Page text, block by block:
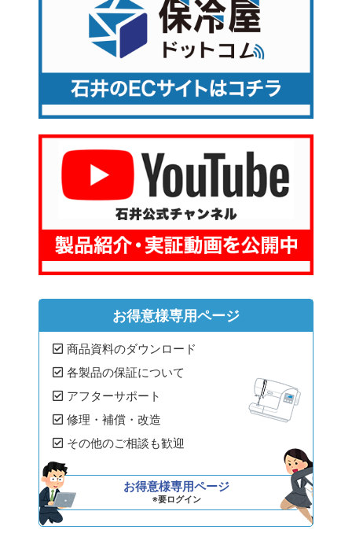
お得意様専用ページ
商品資料のダウンロード
各製品の保証について
アフターサポート
修理・補償・改造
その他のご相談も歓迎
お得意様専用ページ
※要ログイン